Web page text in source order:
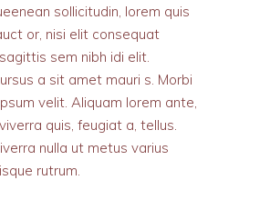
sollicitudin, lorem quis
or, nisi elit consequat
sem nibh idi elit.
a sit amet mauri s. Morbi
velit. Aliquam lorem ante,
quis, feugiat a, tellus.
nulla ut metus varius
rutrum.